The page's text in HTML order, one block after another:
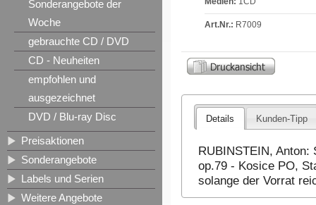
Sonderangebote der
Woche
gebrauchte CD / DVD
CD - Neuheiten
empfohlen und
ausgezeichnet
DVD / Blu-ray Disc
Preisaktionen
Sonderangebote
Labels und Serien
Weitere Angebote
Art.Nr.: R7009
Details Kunden-Tipp
RUBINSTEIN,
op.79 - Kosice PO,
solange der Vorrat